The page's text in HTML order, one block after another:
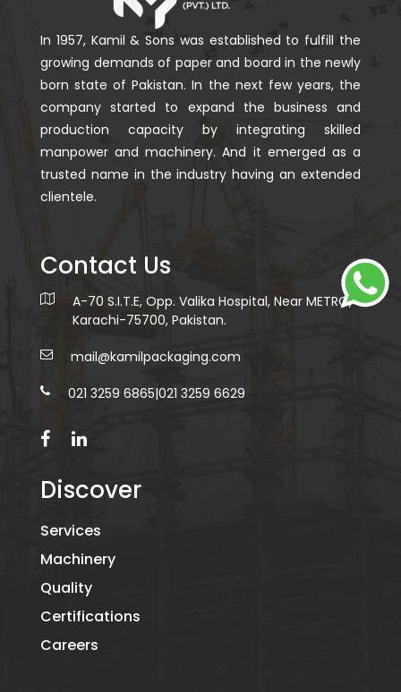
In 1957, Kamil & Sons was established to fulfill the
growing demands of paper and board in the newly
born state of Pakistan. In the next few years, the
company started to expand the business and
production capacity by integrating skilled
manpower and machinery. And it emerged as a
trusted name in the industry having an extended
clientele.
Contact Us
A-70 S.I.T.E, Opp. Valika Hospital, Near METRO,
Karachi-75700, Pakistan.
mail@kamilpackaging.com
021 3259 6865|021 3259 6629
Discover
Services
Machinery
Quality
Certifications
Careers